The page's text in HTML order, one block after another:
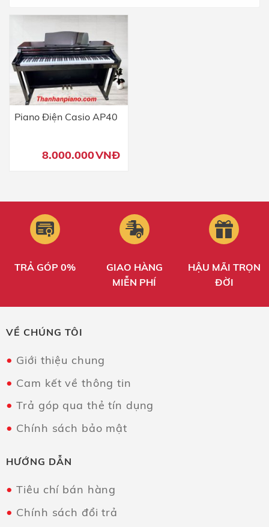
Piano Điện Casio AP40
8.000.000VNĐ
TRẢ GÓP 0%
GIAO HÀNG
MIỄN PHÍ
HẬU MÃI TRỌN
ĐỜI
VỀ CHÚNG TÔI
Giới thiệu chung
Cam kết về thông tin
Trả góp qua thẻ tín dụng
Chính sách bảo mật
HƯỚNG DẪN
Tiêu chí bán hàng
Chính sách đổi trả